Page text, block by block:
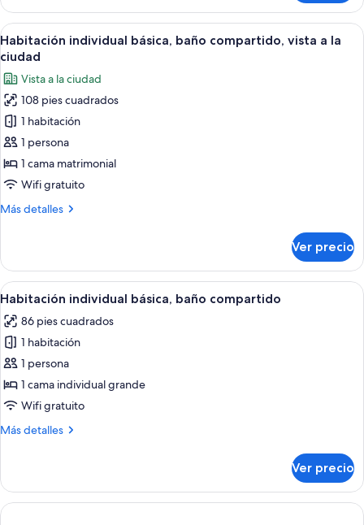
Deluxe
con
2
camas
Abrir
todas
las
fotos
de
Habitación
individual
básica,
baño
vista
ciudad
Habitación de hotel con una cama
7
Habitación individual básica, baño compartido, vista a la
ciudad
Vista a la ciudad
108 pies cuadrados
1 habitación
1 persona
1 cama matrimonial
Wifi gratuito
Más detalles
Más
individual
básica,
baño
vista
la
ciudad
Ver precio
Abrir
todas
las
fotos
de
Habitación
individual
baño
Un dormitorio con cabecera
4
Habitación individual básica, baño compartido
86 pies cuadrados
1 habitación
1 persona
1 cama individual grande
Wifi gratuito
Más detalles
Más
individual
básica,
baño
Ver precio